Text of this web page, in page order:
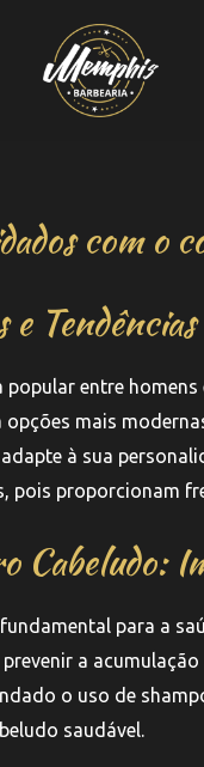
com o
Tendências
entre
mais
à sua
pois proporcionam
Cabeludo:
para a
a
o uso de
saudável.